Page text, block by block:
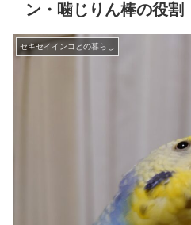
ン・噛じりん棒の役割
セキセイインコとの暮らし